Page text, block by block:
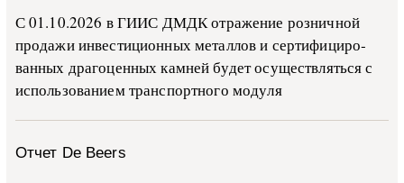
С 01.10.2026 в ГИИС ДМДК от­ра­же­ние роз­ни­ч­ной
про­да­жи ин­ве­сти­ци­он­ных ме­тал­лов и сер­ти­фи­ци­ро­
ван­ных дра­го­цен­ных ка­м­ней бу­дет осу­ще­ств­лять­ся с
ис­поль­зо­ва­ни­ем тран­с­пор­т­но­го мо­ду­ля
Отчет De Beers